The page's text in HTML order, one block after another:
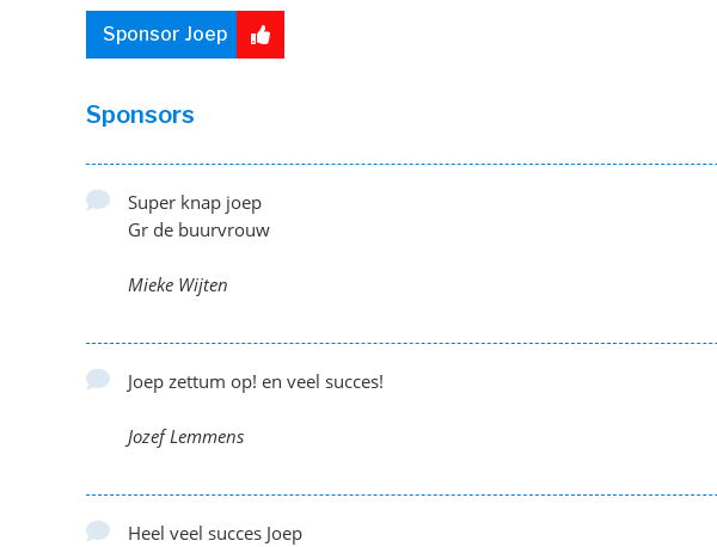
Sponsor Joep
Sponsors
Super knap joep
Gr de buurvrouw
Mieke Wijten
Joep zettum op! en veel succes!
Jozef Lemmens
Heel veel succes Joep